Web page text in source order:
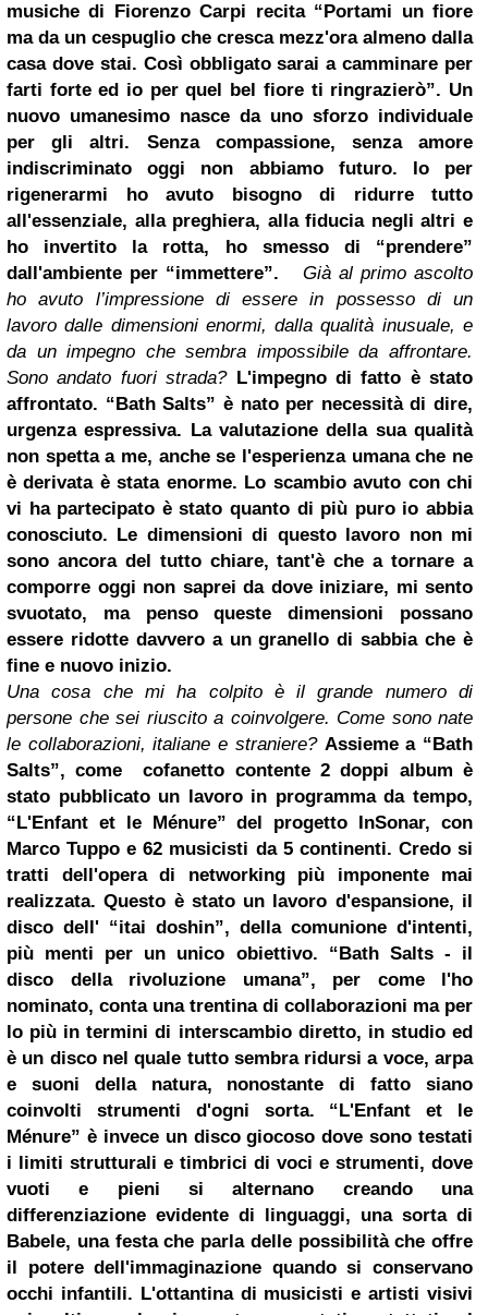
musiche di Fiorenzo Carpi recita “Portami un fiore
ma da un cespuglio che cresca mezz'ora almeno dalla
casa dove stai. Così obbligato sarai a camminare per
farti forte ed io per quel bel fiore ti ringrazierò”. Un
nuovo umanesimo nasce da uno sforzo individuale
per gli altri. Senza compassione, senza amore
indiscriminato oggi non abbiamo futuro. Io per
rigenerarmi ho avuto bisogno di ridurre tutto
all'essenziale, alla preghiera, alla fiducia negli altri e
ho invertito la rotta, ho smesso di “prendere”
dall'ambiente per “immettere”.
Già al primo ascolto
ho avuto l’impressione di essere in possesso di un
lavoro dalle dimensioni enormi, dalla qualità inusuale, e
da un impegno che sembra impossibile da affrontare.
Sono andato fuori strada? L'impegno di fatto è stato
affrontato. “Bath Salts” è nato per necessità di dire,
urgenza espressiva. La valutazione della sua qualità
non spetta a me, anche se l'esperienza umana che ne
è derivata è stata enorme. Lo scambio avuto con chi
vi ha partecipato è stato quanto di più puro io abbia
conosciuto. Le dimensioni di questo lavoro non mi
sono ancora del tutto chiare, tant'è che a tornare a
comporre oggi non saprei da dove iniziare, mi sento
svuotato, ma penso queste dimensioni possano
essere ridotte davvero a un granello di sabbia che è
fine e nuovo inizio.
Una cosa che mi ha colpito è il grande numero di
persone che sei riuscito a coinvolgere. Come sono nate
le collaborazioni, italiane e straniere? Assieme a “Bath
Salts”, come cofanetto contente 2 doppi album è
stato pubblicato un lavoro in programma da tempo,
“L'Enfant et le Ménure” del progetto InSonar, con
Marco Tuppo e 62 musicisti da 5 continenti. Credo si
tratti dell'opera di networking più imponente mai
realizzata. Questo è stato un lavoro d'espansione, il
disco dell' “itai doshin”, della comunione d'intenti,
più menti per un unico obiettivo. “Bath Salts - il
disco della rivoluzione umana”, per come l'ho
nominato, conta una trentina di collaborazioni ma per
lo più in termini di interscambio diretto, in studio ed
è un disco nel quale tutto sembra ridursi a voce, arpa
e suoni della natura, nonostante di fatto siano
coinvolti strumenti d'ogni sorta. “L'Enfant et le
Ménure” è invece un disco giocoso dove sono testati
i limiti strutturali e timbrici di voci e strumenti, dove
vuoti e pieni si alternano creando una
differenziazione evidente di linguaggi, una sorta di
Babele, una festa che parla delle possibilità che offre
il potere dell'immaginazione quando si conservano
occhi infantili. L'ottantina di musicisti e artisti visivi